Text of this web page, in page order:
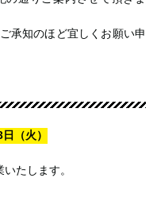
承知のほど宜しくお願い申
（火）
たします。